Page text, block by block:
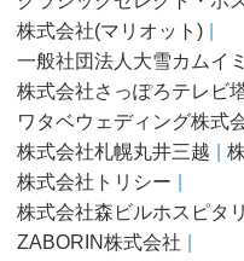
株式会社(マリオット)
一般社団法人大雪カムイ
株式会社さっぽろテレビ
ワタベウェディング株式
株式会社札幌丸井三越
株式会社トリシー
株式会社森ビルホスピタ
ZABORIN株式会社